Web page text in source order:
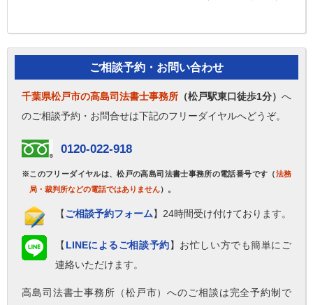
ご相談予約・お問い合わせ
千葉県松戸市の高島司法書士事務所 （松戸駅東口徒歩1分） へ
のご相談予約・お問合せは下記のフリーダイヤルへどうぞ。
0120-022-918
※このフリーダイヤルは、松戸の高島司法書士事務所の電話番号です（法務
局・裁判所などの電話ではありません）。
【ご相談予約フォーム】24時間受け付けております。
【 LINEによるご相談予約】お忙しい方でも簡単にご
連絡いただけます。
高島司法書士事務所（松戸市）へのご相談は完全予約制で